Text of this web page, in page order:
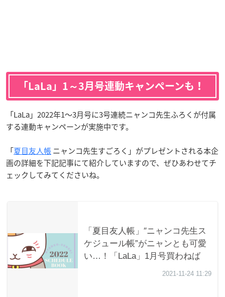
「LaLa」1～3月号連動キャンペーンも！
「LaLa」2022年1～3月号に3号連続ニャンコ先生ふろくが付属
する連動キャンペーンが実施中です。
「夏目友人帳ニャンコ先生すごろく」がプレゼントされる本企
画の詳細を下記記事にて紹介していますので、ぜひあわせてチ
ェックしてみてくださいね。